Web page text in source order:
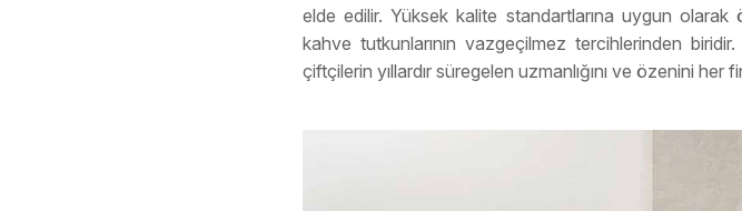
elde edilir. Yüksek kalite standartlarına uygun
kahve tutkunlarının vazgeçilmez tercihlerinden
çiftçilerin yıllardır süregelen uzmanlığını ve özenini